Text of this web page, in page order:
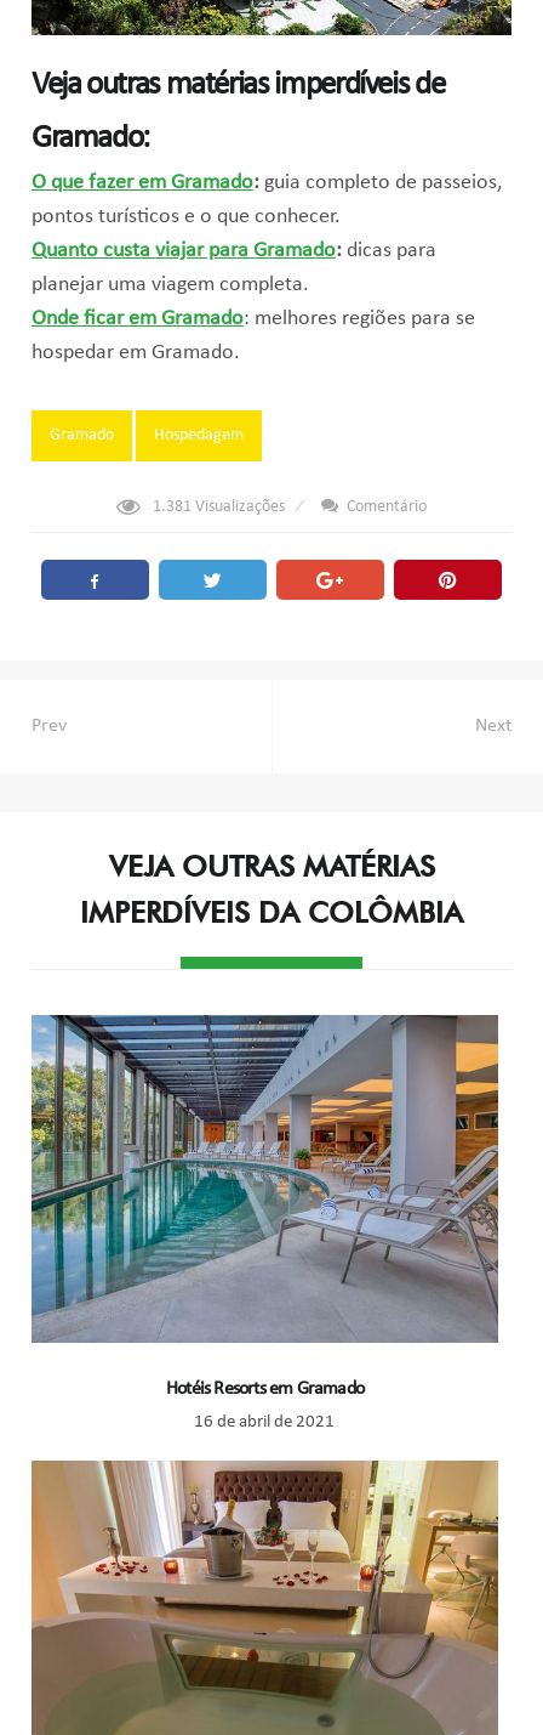
Veja outras matérias imperdíveis de
Gramado:
O que fazer em Gramado:guia completo de passeios,
pontos turísticos e o que conhecer.
Quanto custa viajar para Gramado:dicas para
planejar uma viagem completa.
Onde ficar em Gramado: melhores regiões para se
hospedar em Gramado.
Tags:
Gramado Hospedagem
1.381 Visualizações Comentário
Navegação
Prev Next
VEJA OUTRAS MATÉRIAS
IMPERDÍVEIS DA COLÔMBIA
Hotéis Resorts em Gramado
16 de abril de 2021